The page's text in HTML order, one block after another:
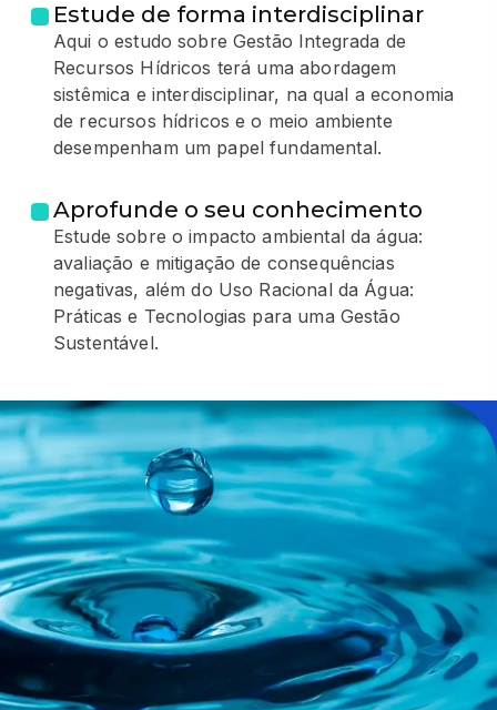
Estude de forma interdisciplinar
Aqui o estudo sobre Gestão Integrada de
Recursos Hídricos terá uma abordagem
sistêmica e interdisciplinar, na qual a economia
de recursos hídricos e o meio ambiente
desempenham um papel fundamental.
Aprofunde o seu conhecimento
Estude sobre o impacto ambiental da água:
avaliação e mitigação de consequências
negativas, além do Uso Racional da Água:
Práticas e Tecnologias para uma Gestão
Sustentável.